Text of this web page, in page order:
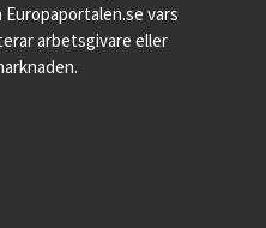
vars
arbetsgivare eller